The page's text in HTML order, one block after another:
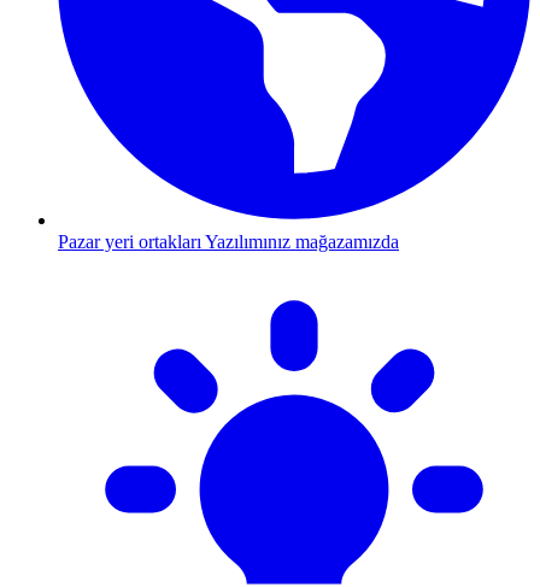
Pazar yeri ortakları Yazılımınız mağazamızda